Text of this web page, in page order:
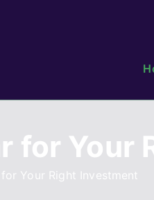
for Your
for Your Right Investment